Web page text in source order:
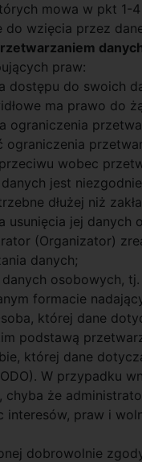
mowa w pkt 1-
do wzięcia przez
praw:
dostępu do swoich
ma prawo do
ograniczenia
ograniczenia
wobec
jest
dłużej niż
usunięcia jej danych
(Organizator)
danych;
osobowych,
formacie
której dane
podstawą
której dane
W przypadku
chyba że
interesów, praw i
dobrowolnie